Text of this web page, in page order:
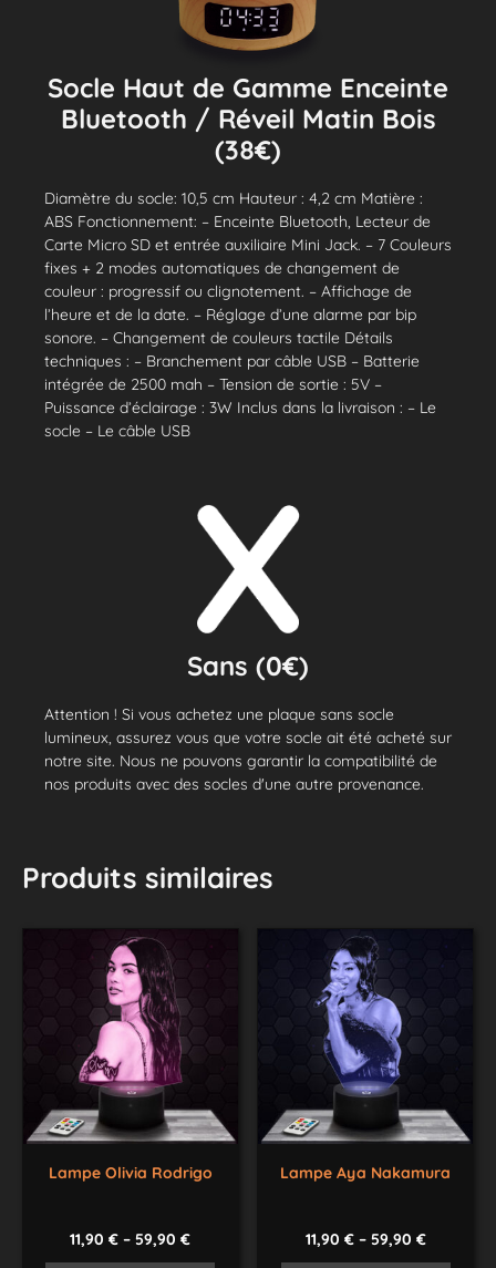
Socle Haut de Gamme Enceinte
Bluetooth / Réveil Matin Bois
(38€)
Diamètre du socle: 10,5 cm Hauteur : 4,2 cm Matière :
ABS Fonctionnement: – Enceinte Bluetooth, Lecteur de
Carte Micro SD et entrée auxiliaire Mini Jack. – 7 Couleurs
fixes + 2 modes automatiques de changement de
couleur : progressif ou clignotement. – Affichage de
l’heure et de la date. – Réglage d’une alarme par bip
sonore. – Changement de couleurs tactile Détails
techniques : – Branchement par câble USB – Batterie
intégrée de 2500 mah – Tension de sortie : 5V –
Puissance d’éclairage : 3W Inclus dans la livraison : – Le
socle – Le câble USB
Sans (0€)
Attention ! Si vous achetez une plaque sans socle
lumineux, assurez vous que votre socle ait été acheté sur
notre site. Nous ne pouvons garantir la compatibilité de
nos produits avec des socles d'une autre provenance.
Produits similaires
Lampe Olivia Rodrigo
11,90€ –59,90€
Lampe Aya Nakamura
11,90 €– 59,90 €